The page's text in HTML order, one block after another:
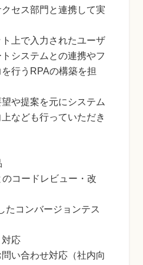
セス部門と連携して実
上で入力されたユーザ
システムとの連携やフ
行うRPAの構築を担
や提案を元にシステム
なども行っていただき
のコードレビュー・改
たコンバージョンテス
対応
問い合わせ対応（社内向